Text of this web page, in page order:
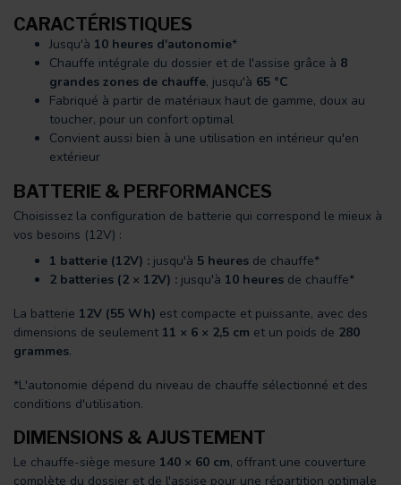
CARACTÉRISTIQUES
Jusqu'à 10 heures d'autonomie*
Chauffe intégrale du dossier et de l'assise grâce à 8
grandes zones de chauffe, jusqu'à 65 °C
Fabriqué à partir de matériaux haut de gamme, doux au
toucher, pour un confort optimal
Convient aussi bien à une utilisation en intérieur qu'en
extérieur
BATTERIE & PERFORMANCES
Choisissez la configuration de batterie qui correspond le mieux à
vos besoins (12V) :
1 batterie (12V) : jusqu'à 5 heures de chauffe*
2 batteries (2 × 12V) : jusqu'à 10 heures de chauffe*
La batterie 12V (55 Wh) est compacte et puissante, avec des
dimensions de seulement 11 × 6 × 2,5 cm et un poids de 280
grammes.
*L'autonomie dépend du niveau de chauffe sélectionné et des
conditions d'utilisation.
DIMENSIONS & AJUSTEMENT
Le chauffe-siège mesure 140 × 60 cm, offrant une couverture
complète du dossier et de l'assise pour une répartition optimale